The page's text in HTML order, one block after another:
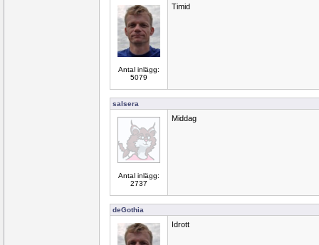
Antal inlägg:
5079
Timid
salsera
Antal inlägg:
2737
Middag
deGothia
Idrott